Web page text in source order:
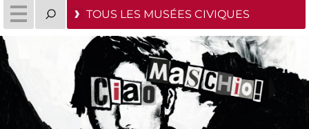
TOUS LES MUSÉES CIVIQUES